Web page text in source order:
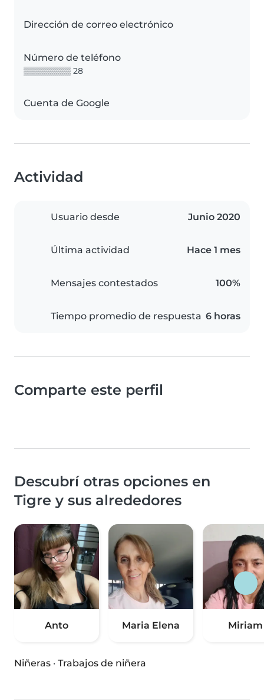
Dirección de correo electrónico
Número de teléfono
▒▒▒▒▒▒▒▒ 28
Cuenta de Google
Actividad
Usuario desde Junio 2020
Última actividad Hace 1 mes
Mensajes contestados 100%
Tiempo promedio de respuesta 6 horas
Comparte este perfil
Descubrí otras opciones en
Tigre y sus alrededores
Anto Maria Elena Miriam
Niñeras · Trabajos de niñera